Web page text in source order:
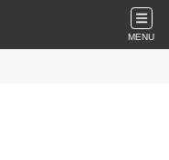
MENU